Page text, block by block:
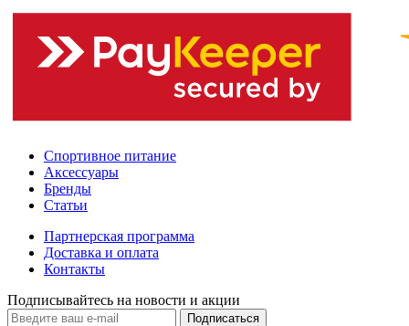
Спортивное питание
Аксессуары
Бренды
Статьи
Партнерская программа
Доставка и оплата
Контакты
Подписывайтесь на новости и акции
Подписаться